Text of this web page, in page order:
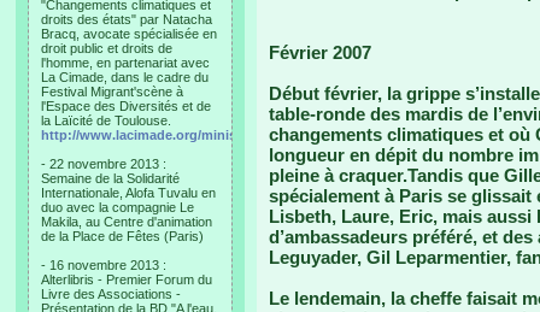
"Changements climatiques et
droits des états" par Natacha
Bracq, avocate spécialisée en
droit public et droits de
l'homme, en partenariat avec
La Cimade, dans le cadre du
Festival Migrant'scène à
l'Espace des Diversités et de
la Laïcité de Toulouse.
http://www.lacimade.org/minisites/migrantscene
- 22 novembre 2013 :
Semaine de la Solidarité
Internationale, Alofa Tuvalu en
duo avec la compagnie Le
Makila, au Centre d'animation
de la Place de Fêtes (Paris)
- 16 novembre 2013 :
Alterlibris - Premier Forum du
Livre des Associations -
Présentation de la BD "A l'eau,
Février 2007
Début février, la grippe
table-ronde des mardis de
changements climatiques et où
longueur en dépit du nombre
pleine à craquer.Tandis que
spécialement à Paris se glissait
Lisbeth, Laure, Eric, mais
d’ambassadeurs préféré, et
Leguyader, Gil Leparmentier,
Le lendemain, la cheffe faisait